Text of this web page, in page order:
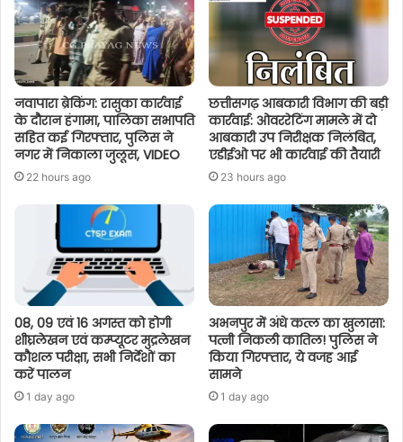
नवापारा ब्रेकिंग: रासुका कार्रवाई
के दौरान हंगामा, पालिका सभापति
सहित कई गिरफ्तार, पुलिस ने
नगर में निकाला जुलूस, VIDEO
22 hours ago
छत्तीसगढ़ आबकारी विभाग की बड़ी
कार्रवाई: ओवररेटिंग मामले में दो
आबकारी उप निरीक्षक निलंबित,
एडीईओ पर भी कार्रवाई की तैयारी
23 hours ago
08, 09 एवं 16 अगस्त को होगी
शीघ्रलेखन एवं कम्प्यूटर मुद्रलेखन
कौशल परीक्षा, सभी निर्देशों का
करें पालन
1 day ago
अभनपुर में अंधे कत्ल का खुलासा:
पत्नी निकली कातिल! पुलिस ने
किया गिरफ्तार, ये वजह आई
सामने
1 day ago